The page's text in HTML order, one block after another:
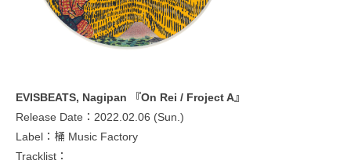
EVISBEATS, Nagipan 『On Rei / Froject A』
Release Date：2022.02.06 (Sun.)
Label：桶 Music Factory
Tracklist：